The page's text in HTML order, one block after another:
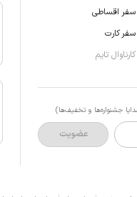
سفر اقساطی
سفر کارت
کارناوال تایم
جشنواره‌ها و تخفیف‌ها)
عضویت